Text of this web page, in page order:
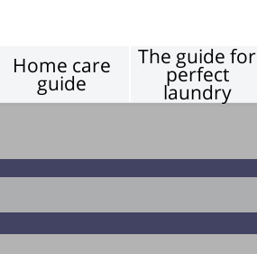
Home care
guide
The guide for
perfect
laundry